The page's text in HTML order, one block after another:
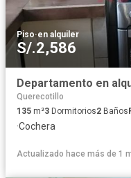
Piso·en alquiler
S/.2,586
Querecotillo
135 m²3 Dormitorios2 Baños
·Cochera
Actualizado hace más de 1